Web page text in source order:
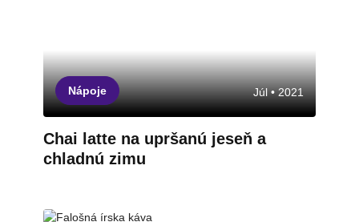
Nápoje Júl • 2021
Chai latte na upršanú jeseň a
chladnú zimu